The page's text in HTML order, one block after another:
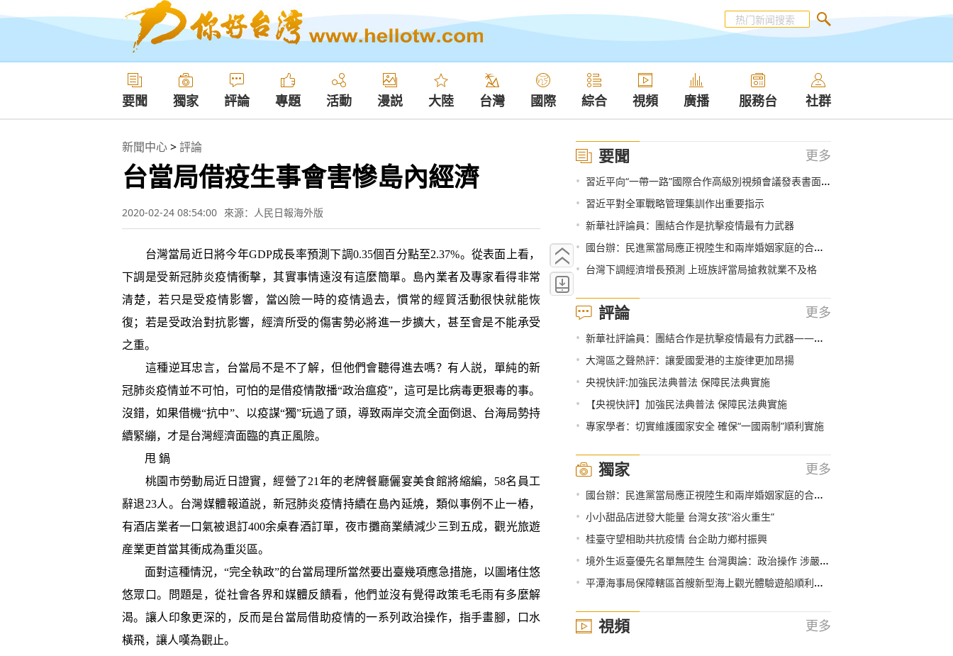
要聞 獨家 評論 專題 活動 漫説 大陸 台灣 國際 綜合 視頻 廣播 服務台 社群
新聞中心>評論
台當局借疫生事會害慘島內經濟
2020-02-24 08:54:00 來源：人民日報海外版
台灣當局近日將今年GDP成長率預測下調0.35個百分點至2.37%。從表面上看，
下調是受新冠肺炎疫情衝擊，其實事情遠沒有這麼簡單。島內業者及專家看得非常
清楚，若只是受疫情影響，當凶險一時的疫情過去，慣常的經貿活動很快就能恢
復；若是受政治對抗影響，經濟所受的傷害勢必將進一步擴大，甚至會是不能承受
之重。
這種逆耳忠言，台當局不是不了解，但他們會聽得進去嗎？有人説，單純的新
冠肺炎疫情並不可怕，可怕的是借疫情散播“政治瘟疫”，這可是比病毒更狠毒的事。
沒錯，如果借機“抗中”、以疫謀“獨”玩過了頭，導致兩岸交流全面倒退、台海局勢持
續緊繃，才是台灣經濟面臨的真正風險。
甩 鍋
桃園市勞動局近日證實，經營了21年的老牌餐廳儷宴美食館將縮編，58名員工
辭退23人。台灣媒體報道説，新冠肺炎疫情持續在島內延燒，類似事例不止一樁，
有酒店業者一口氣被退訂400余桌春酒訂單，夜市攤商業績減少三到五成，觀光旅遊
産業更首當其衝成為重災區。
面對這種情況，“完全執政”的台當局理所當然要出臺幾項應急措施，以圖堵住悠
悠眾口。問題是，從社會各界和媒體反饋看，他們並沒有覺得政策毛毛雨有多麼解
渴。讓人印象更深的，反而是台當局借助疫情的一系列政治操作，指手畫腳，口水
橫飛，讓人嘆為觀止。
要聞 更多
• 習近平向“一帶一路”國際合作高級別視頻會議發表書面致辭
• 習近平對全軍戰略管理集訓作出重要指示
• 新華社評論員：團結合作是抗擊疫情最有力武器
• 國台辦：民進黨當局應正視陸生和兩岸婚姻家庭的合理需求 儘快取消歧視性措施
• 台灣下調經濟增長預測 上班族評當局搶救就業不及格
評論 更多
• 新華社評論員：團結合作是抗擊疫情最有力武器——論習近平主席在中非團結抗疫特別峰會主旨講話
• 大灣區之聲熱評：讓愛國愛港的主旋律更加昂揚
• 央視快評:加強民法典普法 保障民法典實施
• 【央視快評】加強民法典普法 保障民法典實施
• 專家學者：切實維護國家安全 確保“一國兩制”順利實施
獨家 更多
• 國台辦：民進黨當局應正視陸生和兩岸婚姻家庭的合理需求 儘快取消歧視性措施
• 小小甜品店迸發大能量 台灣女孩“浴火重生”
• 桂臺守望相助共抗疫情 台企助力鄉村振興
• 境外生返臺優先名單無陸生 台灣輿論：政治操作 涉嚴重歧視
• 平潭海事局保障轄區首艘新型海上觀光體驗遊船順利首航
視頻 更多